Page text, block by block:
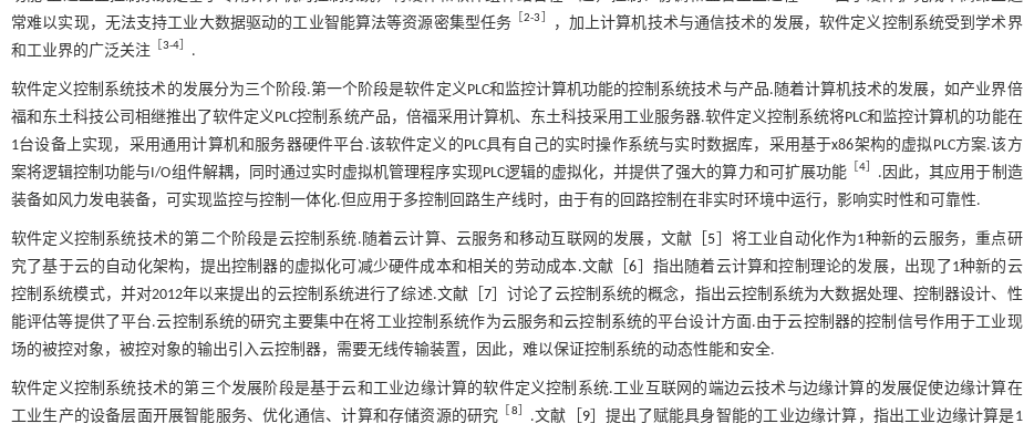
常难以实现，无法支持工业大数据驱动的工业智能算法等资源密集型任务 ［2-3］
，加上计算机技术与通信技术的发展，软件定义控制系统受到学术界
和工业界的广泛关注 ［3-4］ .
软件定义控制系统技术的发展分为三个阶段.第一个阶段是软件定义PLC和监控计算机功能的控制系统技术与产品.随着计算机技术的发展，如产业界倍
福和东土科技公司相继推出了软件定义PLC控制系统产品，倍福采用计算机、东土科技采用工业服务器.软件定义控制系统将PLC和监控计算机的功能在
1台设备上实现，采用通用计算机和服务器硬件平台.该软件定义的PLC具有自己的实时操作系统与实时数据库，采用基于x86架构的虚拟PLC方案.该方
案将逻辑控制功能与I/O组件解耦，同时通过实时虚拟机管理程序实现PLC逻辑的虚拟化，并提供了强大的算力和可扩展功能［4］ .因此，其应用于制造
装备如风力发电装备，可实现监控与控制一体化.但应用于多控制回路生产线时，由于有的回路控制在非实时环境中运行，影响实时性和可靠性.
软件定义控制系统技术的第二个阶段是云控制系统.随着云计算、云服务和移动互联网的发展，文献［ 5 ］将工业自动化作为1种新的云服务，重点研
究了基于云的自动化架构，提出控制器的虚拟化可减少硬件成本和相关的劳动成本.文献［6 ］指出随着云计算和控制理论的发展，出现了1种新的云
控制系统模式，并对2012年以来提出的云控制系统进行了综述.文献［7 ］讨论了云控制系统的概念，指出云控制系统为大数据处理、控制器设计、性
能评估等提供了平台.云控制系统的研究主要集中在将工业控制系统作为云服务和云控制系统的平台设计方面.由于云控制器的控制信号作用于工业现
场的被控对象，被控对象的输出引入云控制器，需要无线传输装置，因此，难以保证控制系统的动态性能和安全.
软件定义控制系统技术的第三个发展阶段是基于云和工业边缘计算的软件定义控制系统.工业互联网的端边云技术与边缘计算的发展促使边缘计算在
工业生产的设备层面开展智能服务、优化通信、计算和存储资源的研究 ［8］ .文献［ 9］提出了赋能具身智能的工业边缘计算，指出工业边缘计算是1